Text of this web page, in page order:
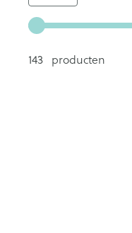
Gebruik de
143 producten